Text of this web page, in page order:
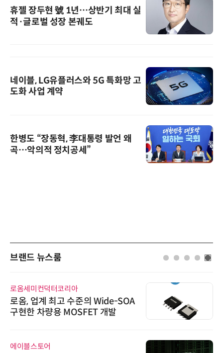
휴젤 장두현 號 1년…상반기 최대 실
적·글로벌 성장 본궤도
네이블, LG유플러스와 5G 특화망 고
도화 사업 계약
한병도 “장동혁, 李대통령 발언 왜
곡…악의적 정치공세”
브랜드 뉴스룸
로옴세미컨덕터코리아
로옴, 업계 최고 수준의 Wide-SOA
구현한 차량용 MOSFET 개발
에이블스토어